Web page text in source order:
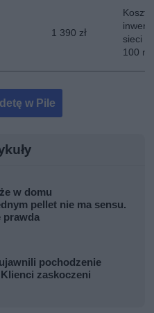
1 390 zł
Koszt
sieci
100 m.
w Pile
w domu
pellet nie ma sensu.
prawda
pochodzenie
zaskoczeni